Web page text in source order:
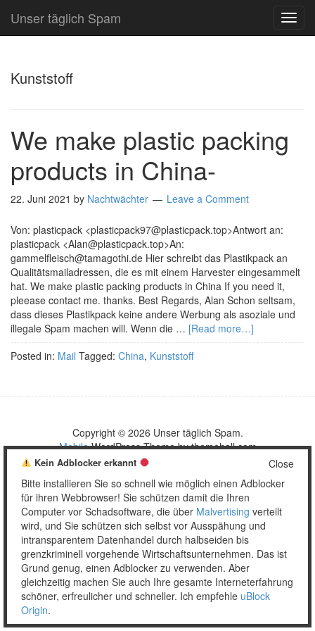
Unser täglich Spam
Kunststoff
We make plastic packing
products in China-
22. Juni 2021 by Nachtwächter Leave a Comment
Von: plasticpack <plasticpack97@plasticpack.top>Antwort an:
plasticpack <Alan@plasticpack.top>An:
gammelfleisch@tamagothi.de Hier schreibt das Plastikpack an
Qualitätsmailadressen, die es mit einem Harvester eingesammelt
hat. We make plastic packing products in China If you need it,
pleease contact me. thanks. Best Regards, Alan Schon seltsam,
dass dieses Plastikpack keine andere Werbung als asoziale und
illegale Spam machen will. Wenn die … [Read more…]
Posted in: Mail Tagged: China, Kunststoff
Copyright © 2026 Unser täglich Spam.
MobileWordPress Theme by themehall.com
Close
Kein Adblocker erkannt
Bitte installieren Sie so schnell wie möglich einen Adblocker
für ihren Webbrowser! Sie schützen damit die Ihren
Computer vor Schadsoftware, die über Malvertising verteilt
wird, und Sie schützen sich selbst vor Ausspähung und
intransparentem Datenhandel durch halbseiden bis
grenzkriminell vorgehende Wirtschaftsunternehmen. Das ist
Grund genug, einen Adblocker zu verwenden. Aber
gleichzeitig machen Sie auch Ihre gesamte Interneterfahrung
schöner, erfreulicher und schneller. Ich empfehle uBlock
Origin.